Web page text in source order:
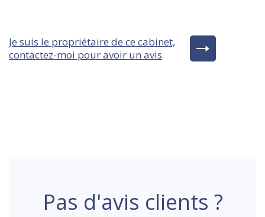
Je suis le propriétaire de ce cabinet,
contactez-moi pour avoir un avis
Pas d'avis clients ?